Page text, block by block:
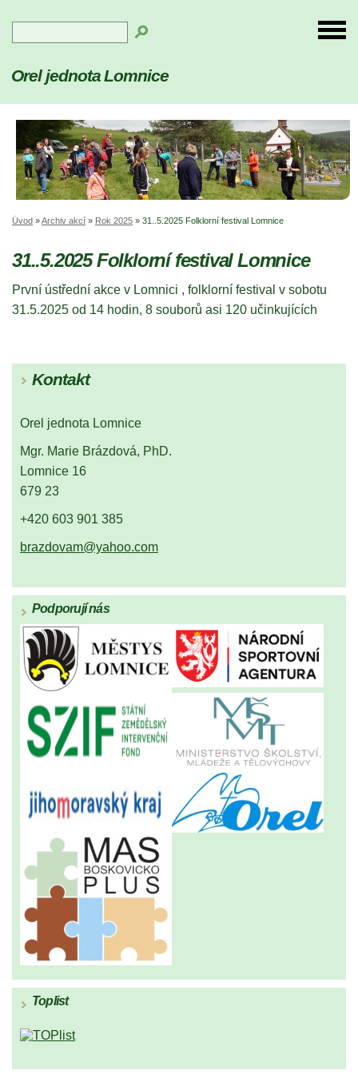
Orel jednota Lomnice
Úvod »Archiv akcí » Rok 2025 » 31..5.2025 Folklorní festival Lomnice
31..5.2025 Folklorní festival Lomnice
První ústřední akce v Lomnici , folklorní festival v sobotu
31.5.2025 od 14 hodin, 8 souborů asi 120 učinkujících
Kontakt
Orel jednota Lomnice
Mgr. Marie Brázdová, PhD.
Lomnice 16
679 23
+420 603 901 385
brazdovam@yahoo.com
Podporují nás
Toplist